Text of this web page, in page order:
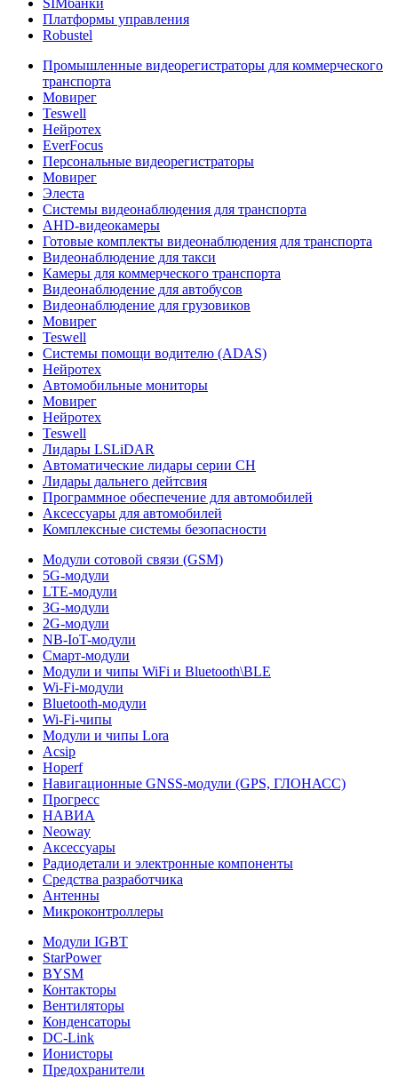
SIMбанки
Платформы управления
Robustel
Промышленные видеорегистраторы для коммерческого
транспорта
Мовирег
Teswell
Нейротех
EverFocus
Персональные видеорегистраторы
Мовирег
Элеста
Системы видеонаблюдения для транспорта
AHD-видеокамеры
Готовые комплекты видеонаблюдения для транспорта
Видеонаблюдение для такси
Камеры для коммерческого транспорта
Видеонаблюдение для автобусов
Видеонаблюдение для грузовиков
Мовирег
Teswell
Системы помощи водителю (ADAS)
Нейротех
Автомобильные мониторы
Мовирег
Нейротех
Teswell
Лидары LSLiDAR
Автоматические лидары серии CH
Лидары дальнего дейтсвия
Программное обеспечение для автомобилей
Аксессуары для автомобилей
Комплексные системы безопасности
Модули сотовой связи (GSM)
5G-модули
LTE-модули
3G-модули
2G-модули
NB-IoT-модули
Смарт-модули
Модули и чипы WiFi и Bluetooth\BLE
Wi-Fi-модули
Bluetooth-модули
Wi-Fi-чипы
Модули и чипы Lora
Acsip
Hoperf
Навигационные GNSS-модули (GPS, ГЛОНАСС)
Прогресс
НАВИА
Neoway
Аксессуары
Радиодетали и электронные компоненты
Средства разработчика
Антенны
Микроконтроллеры
Модули IGBT
StarPower
BYSM
Контакторы
Вентиляторы
Конденсаторы
DC-Link
Ионисторы
Предохранители